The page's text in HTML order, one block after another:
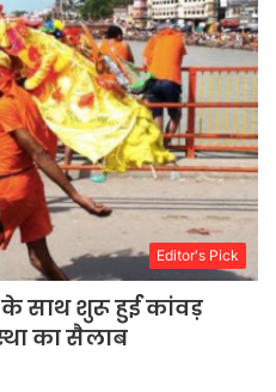
Editor's Pick
साथ शुरू हुई कांवड़
का सैलाब